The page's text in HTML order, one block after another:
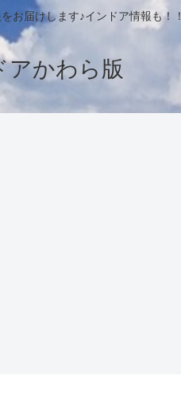
お届けします♪インドア情報も！！
アかわら版